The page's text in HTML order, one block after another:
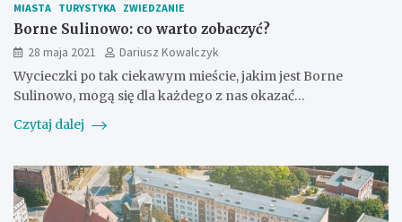
MIASTA TURYSTYKA ZWIEDZANIE
Borne Sulinowo: co warto zobaczyć?
28 maja 2021
Dariusz Kowalczyk
Wycieczki po tak ciekawym mieście, jakim jest Borne
Sulinowo, mogą się dla każdego z nas okazać…
Czytaj dalej